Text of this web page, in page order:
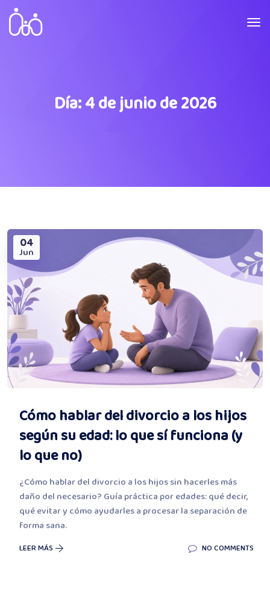
Día:4 de junio de 2026
04
Jun
Cómo hablar del divorcio a los hijos
según su edad: lo que sí funciona (y
lo que no)
¿Cómo hablar del divorcio a los hijos sin hacerles más
daño del necesario? Guía práctica por edades: qué decir,
qué evitar y cómo ayudarles a procesar la separación de
forma sana.
LEER MÁS NO COMMENTS